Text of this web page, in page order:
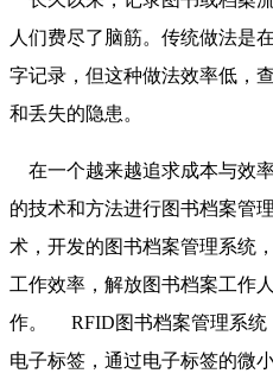
人们费尽了脑筋。传统做法是
字记录，但这种做法效率低，
和丢失的隐患。
在一个越来越追求成本与效
的技术和方法进行图书档案管
术，开发的图书档案管理系统
工作效率，解放图书档案工作
作。 RFID图书档案管理系统
电子标签，通过电子标签的微